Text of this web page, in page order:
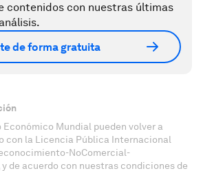
contenidos con nuestras últimas
de forma gratuita
Mundial pueden volver a
con la Licencia Pública Internacional
NoComercial-
de acuerdo con nuestras condiciones de